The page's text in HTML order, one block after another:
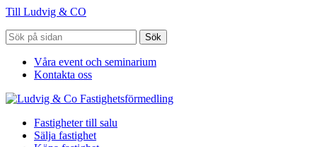
Till Ludvig & CO
Sök
Våra event och seminarium
Kontakta oss
Fastigheter till salu
Sälja fastighet